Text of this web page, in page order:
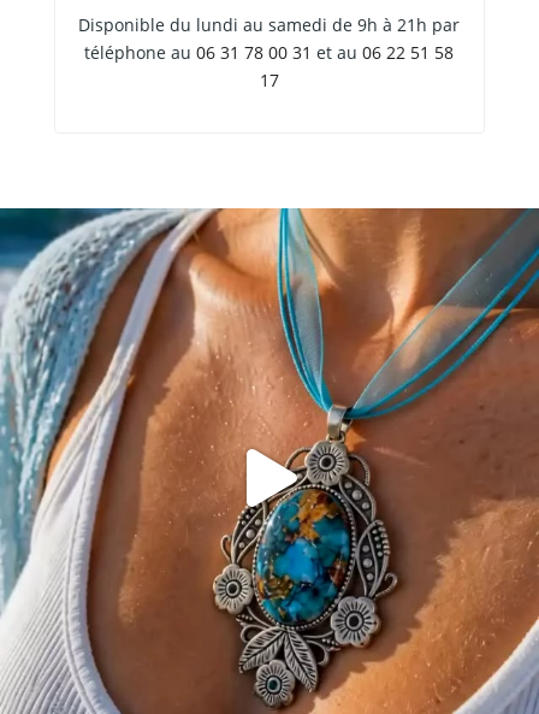
Disponible du lundi au samedi de 9h à 21h par
téléphone au06 31 78 00 31 et au06 22 51 58
17